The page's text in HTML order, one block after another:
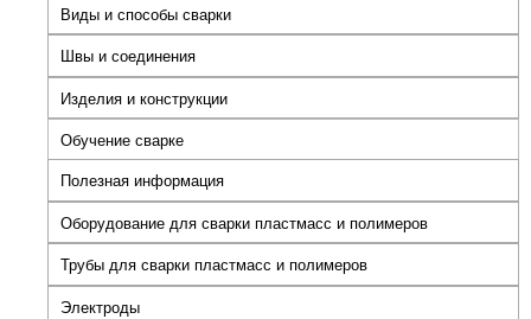
Виды и способы сварки
Швы и соединения
Изделия и конструкции
Обучение сварке
вкладка)
Полезная информация
Оборудование для сварки пластмасс и полимеров
Трубы для сварки пластмасс и полимеров
Электроды